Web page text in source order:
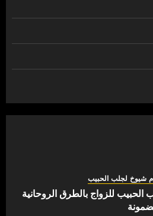
شيوخ لجلب الحبيب
الحبيب للزواج بالطرق الروحانية